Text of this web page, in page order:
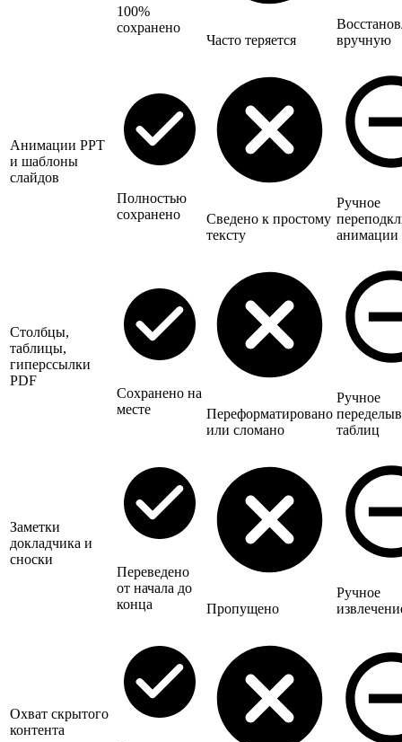
100%
сохранено
Часто теряется
вручную
Анимации PPT
и шаблоны
слайдов
Полностью
сохранено
Сведено к простому
тексту
Ручное
анимации
Столбцы,
таблицы,
гиперссылки
PDF
Сохранено на
месте
Переформатировано
или сломано
Ручное
таблиц
Заметки
докладчика и
сноски
Переведено
от начала до
конца
Пропущено
Ручное
Охват скрытого
контента